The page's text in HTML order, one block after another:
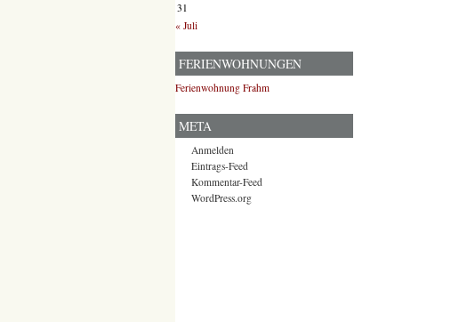
31
« Juli
FERIENWOHNUNGEN
Ferienwohnung Frahm
META
Anmelden
Eintrags-Feed
Kommentar-Feed
WordPress.org